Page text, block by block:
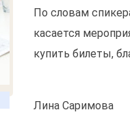
По словам
касается
купить билеты,
Лина Саримова